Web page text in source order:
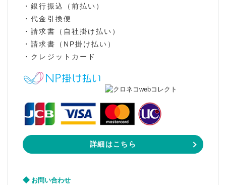
・銀行振込（前払い）
・代金引換便
・請求書（自社掛け払い）
・請求書（NP掛け払い）
・クレジットカード
詳細はこちら
お問い合わせ